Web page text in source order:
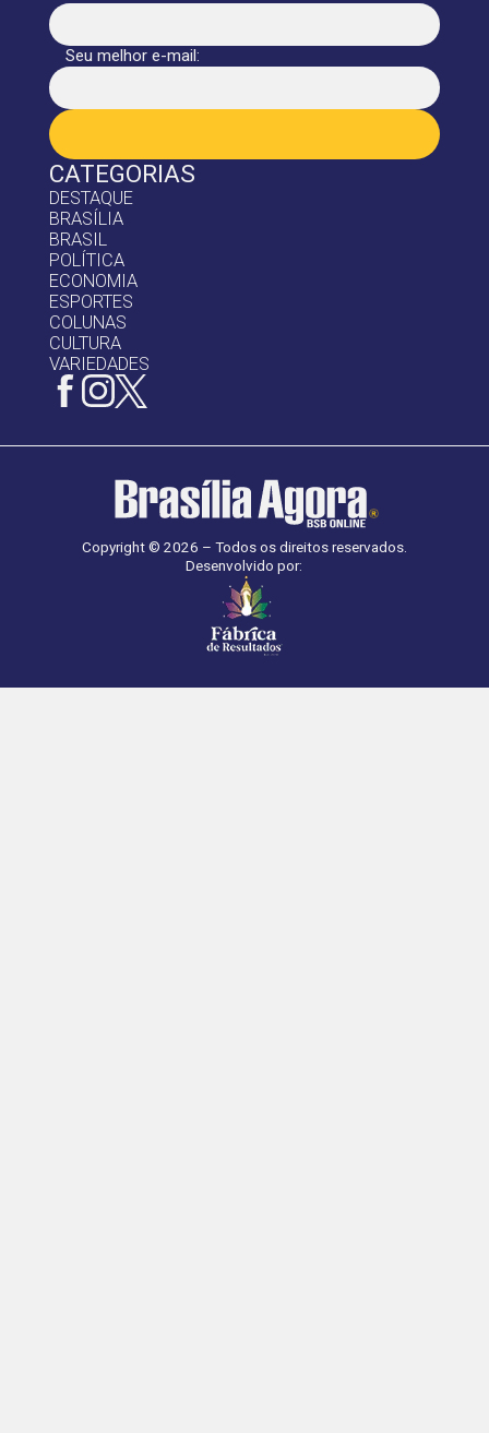
CATEGORIAS
DESTAQUE
BRASÍLIA
BRASIL
POLÍTICA
ECONOMIA
ESPORTES
COLUNAS
CULTURA
VARIEDADES
Seu melhor e-mail:
Copyright © 2026 – Todos os direitos reservados.
Desenvolvido por: